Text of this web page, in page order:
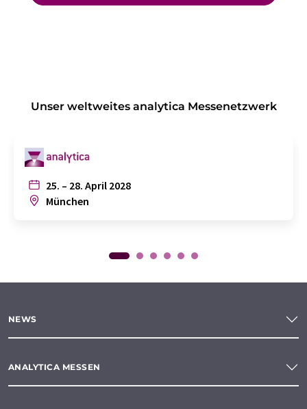
Unser weltweites analytica Messenetzwerk
25. – 28. April 2028
München
NEWS
ANALYTICA MESSEN